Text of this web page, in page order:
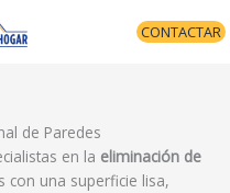
CONTACTAR
de Paredes
en la eliminación de
una superficie lisa,